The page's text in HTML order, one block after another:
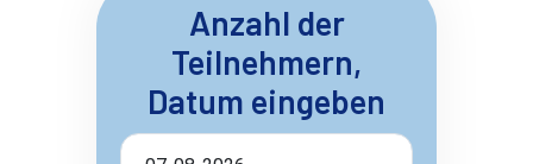
Anzahl der
Teilnehmern,
Datum eingeben